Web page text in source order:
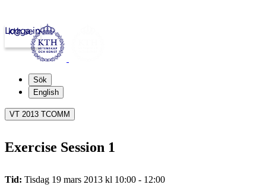
kth.se
Logga in
Sök
English
VT 2013 TCOMM
Exercise Session 1
Tid: Tisdag 19 mars 2013 kl 10:00 - 12:00